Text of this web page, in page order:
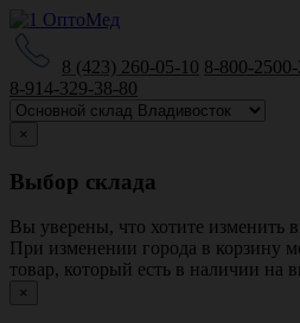
8 (423) 260-05-10 8-800-
8-914-329-38-80
×
Выбор склада
Вы уверены, что хотите изменить
При изменении города в корзину
товар, который есть в наличии на
×